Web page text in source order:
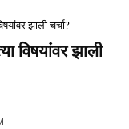
झाली चर्चा?
विषयांवर झाली